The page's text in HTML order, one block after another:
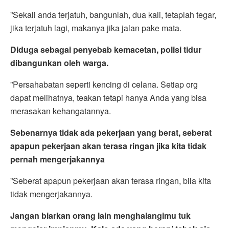
”Sekali anda terjatuh, bangunlah, dua kali, tetaplah tegar,
jika terjatuh lagi, makanya jika jalan pake mata.
Diduga sebagai penyebab kemacetan, polisi tidur
dibangunkan oleh warga.
”Persahabatan seperti kencing di celana. Setiap org
dapat melihatnya, teakan tetapi hanya Anda yang bisa
merasakan kehangatannya.
Sebenarnya tidak ada pekerjaan yang berat, seberat
apapun pekerjaan akan terasa ringan jika kita tidak
pernah mengerjakannya
”Seberat apapun pekerjaan akan terasa ringan, bila kita
tidak mengerjakannya.
Jangan biarkan orang lain menghalangimu tuk